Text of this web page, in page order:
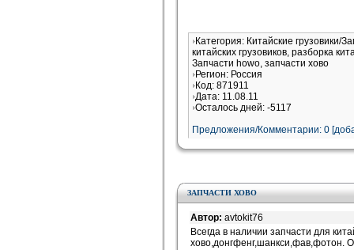
Категория: Китайские грузовики/
китайских грузовиков, разборка
Запчасти howo, запчасти хово
Регион: Россия
Код: 871911
Дата: 11.08.11
Осталось дней: -5117
Предложения/Комментарии: 0
ЗАПЧАСТИ ХОВО
Автор: avtokit76
Всегда в наличии запчасти для
хово,донгфенг,шанкси,фав,фотон.